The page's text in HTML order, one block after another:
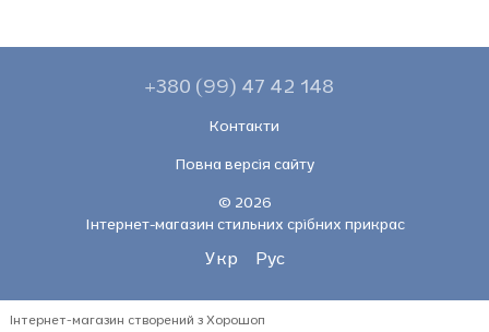
+380 (99) 47 42 148
Контакти
Повна версія сайту
© 2026
Інтернет-магазин стильних срібних прикрас
Укр Рус
Інтернет-магазин створений з Хорошоп